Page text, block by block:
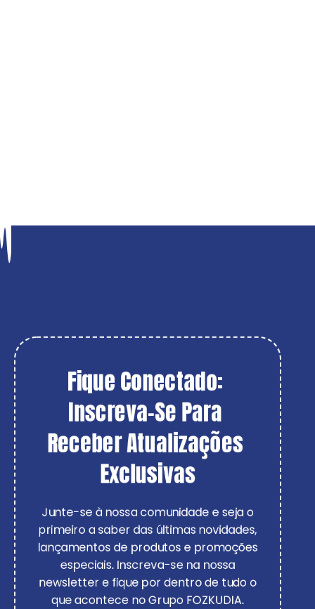
Fique Conectado:
Inscreva-Se Para
Receber Atualizações
Exclusivas
Junte-se à nossa comunidade e seja o
primeiro a saber das últimas novidades,
lançamentos de produtos e promoções
especiais. Inscreva-se na nossa
newsletter e fique por dentro de tudo o
que acontece no Grupo FOZKUDIA.